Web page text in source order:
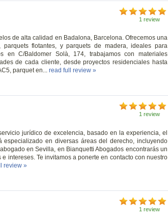
1 review
de alta calidad en Badalona, Barcelona. Ofrecemos una
flotantes, y parquets de madera, ideales para
en C/Baldomer Solà, 174, trabajamos con materiales
de cada cliente, desde proyectos residenciales hasta
parquet en... read full review »
1 review
jurídico de excelencia, basado en la experiencia, el
en diversas áreas del derecho, incluyendo
en Sevilla, en Bianquetti Abogados encontrarás un
intereses. Te invitamos a ponerte en contacto con nuestro
review »
1 review